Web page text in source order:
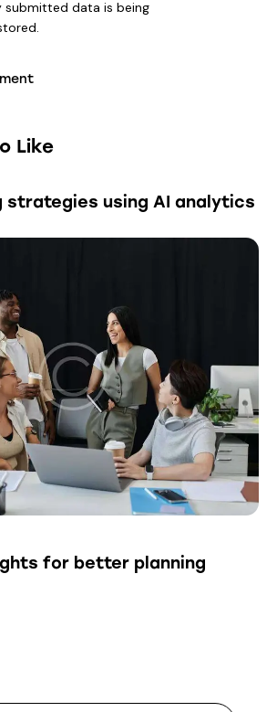
submitted data is being
Like
strategies using AI analytics
for better planning